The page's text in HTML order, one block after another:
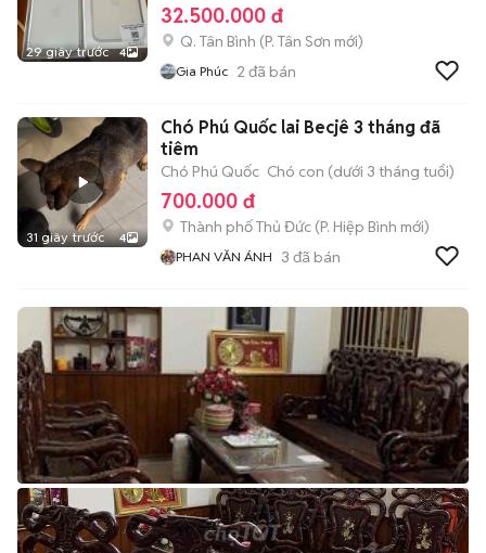
29 giây trước 4
32.500.000 đ
Q. Tân Bình (P. Tân Sơn mới)
Gia Phúc 2 đã bán
31 giây trước 4
Chó Phú Quốc lai Becjê 3 tháng đã
tiêm
Chó Phú Quốc Chó con (dưới 3 tháng tuổi)
700.000 đ
Thành phố Thủ Đức (P. Hiệp Bình mới)
PHAN VĂN ÁNH 3 đã bán